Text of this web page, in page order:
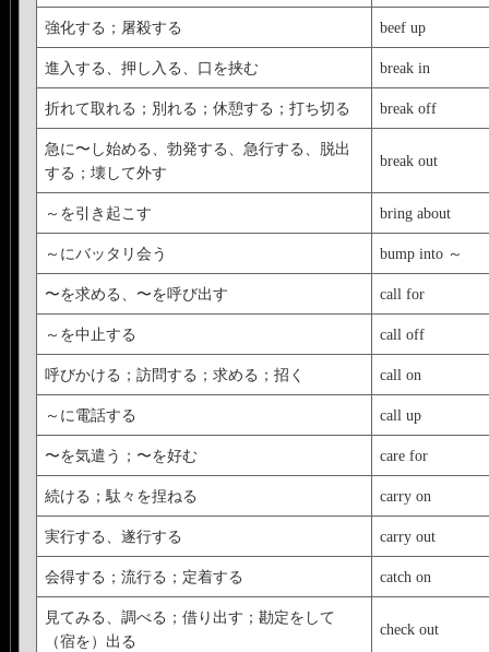
強化する；屠殺する beef up
進入する、押し入る、口を挟む break in
折れて取れる；別れる；休憩する；打ち切る break off
急に〜し始める、勃発する、急行する、脱出
する；壊して外す
break out
～を引き起こす bring about
～にバッタリ会う bump into ～
〜を求める、〜を呼び出す call for
～を中止する call off
呼びかける；訪問する；求める；招く call on
～に電話する call up
〜を気遣う；〜を好む care for
続ける；駄々を捏ねる carry on
実行する、遂行する carry out
会得する；流行る；定着する catch on
見てみる、調べる；借り出す；勘定をして
（宿を）出る
check out